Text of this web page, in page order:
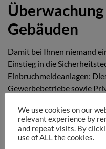
Gebäuden
Damit bei Ihnen niemand
Einstieg in die
Einbruchmeldeanlagen:
Gewerbebetriebe sowie
Einbruchschutz.
Durch ihre fortschrittliche
We use cookies on our
relevant experience by
and repeat visits. By
use of ALL the cookies.